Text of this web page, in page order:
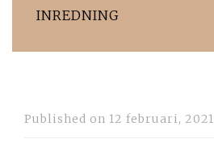
INREDNING
Published on 12 februari, 2021